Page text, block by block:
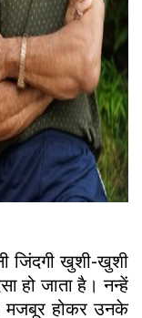
जिंदगी खुशी-खुशी
हो जाता है। नन्हें
मजबूर होकर उनके